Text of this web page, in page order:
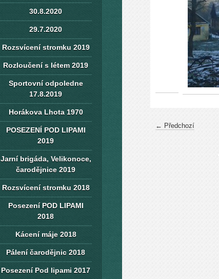
← Předchozí
30.8.2020
29.7.2020
Rozsvícení stromku 2019
Rozloučení s létem 2019
Sportovní odpoledne
17.8.2019
Horákova Lhota 1970
POSEZENÍ POD LIPAMI
2019
Jarní brigáda, Velikonoce,
čarodějnice 2019
Rozsvícení stromku 2018
Posezení POD LIPAMI
2018
Kácení máje 2018
Pálení čarodějnic 2018
Posezení Pod lipami 2017